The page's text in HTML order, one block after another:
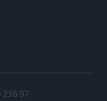
97